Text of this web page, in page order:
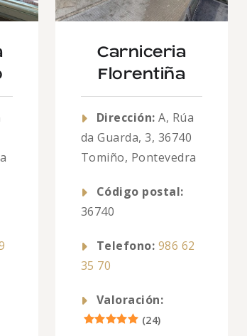
Carniceria
Florentiña
Dirección: A, Rúa
da Guarda, 3, 36740
Tomiño, Pontevedra
Código postal:
36740
Telefono: 986 62
35 70
Valoración:
(24)